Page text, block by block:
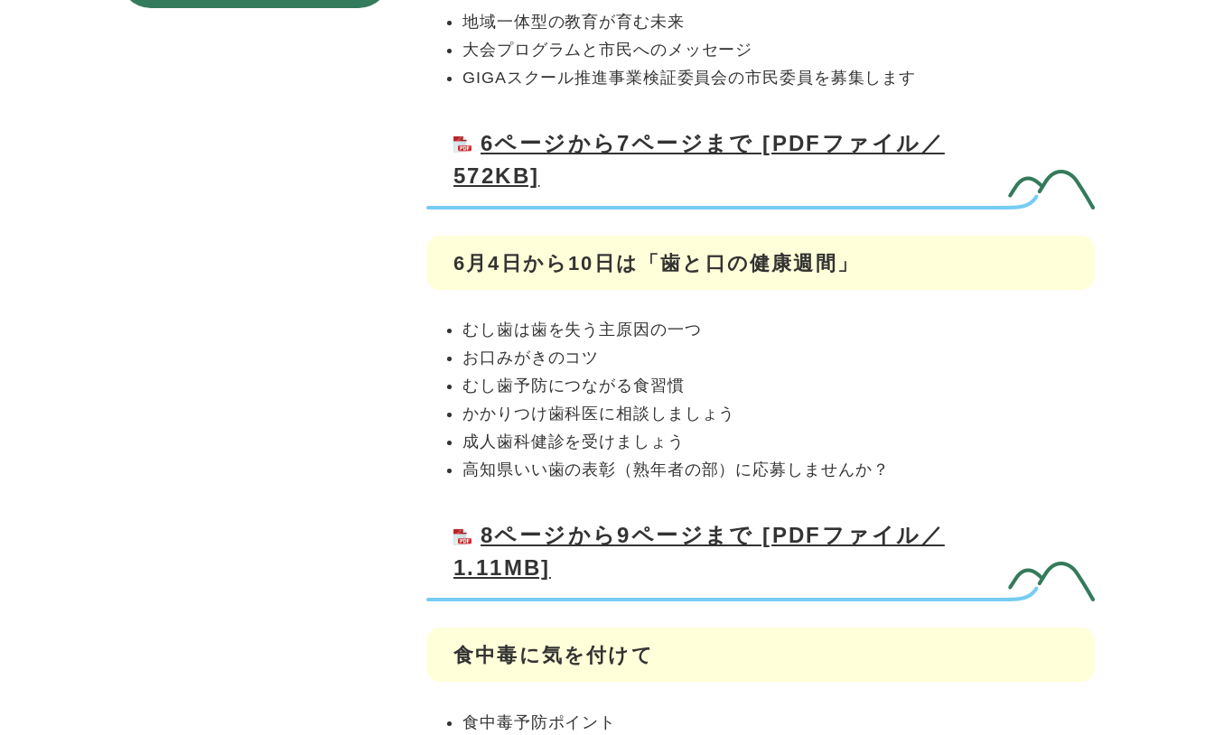
地域一体型の教育が育む未来
大会プログラムと市民へのメッセージ
GIGAスクール推進事業検証委員会の市民委員を募集します
6ページから7ページまで [PDFファイル／
572KB]
6月4日から10日は「歯と口の健康週間」
むし歯は歯を失う主原因の一つ
お口みがきのコツ
むし歯予防につながる食習慣
かかりつけ歯科医に相談しましょう
成人歯科健診を受けましょう
高知県いい歯の表彰（熟年者の部）に応募しませんか？
8ページから9ページまで [PDFファイル／
1.11MB]
食中毒に気を付けて
食中毒予防ポイント